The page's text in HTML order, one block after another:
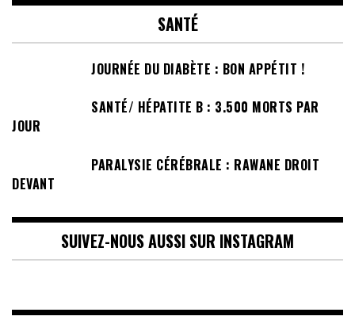
SANTÉ
JOURNÉE DU DIABÈTE : BON APPÉTIT !
SANTÉ/ HÉPATITE B : 3.500 MORTS PAR
JOUR
PARALYSIE CÉRÉBRALE : RAWANE DROIT
DEVANT
SUIVEZ-NOUS AUSSI SUR INSTAGRAM